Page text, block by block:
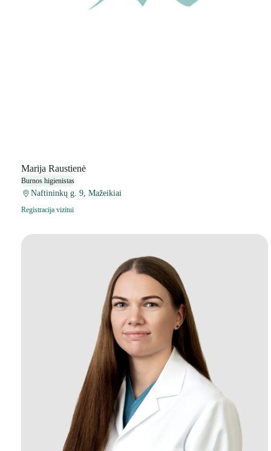
Marija Raustienė
Burnos higienistas
Naftininkų g. 9, Mažeikiai
Registracija vizitui